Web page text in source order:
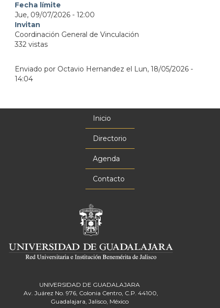
Fecha límite
Jue, 09/07/2026 - 12:00
Invitan
Coordinación General de Vinculación
332 vistas
Enviado por Octavio Hernandez el
Lun, 18/05/2026 -
14:04
Inicio
Directorio
Agenda
Contacto
UNIVERSIDAD DE GUADALAJARA
Av. Juárez No. 976, Colonia Centro, C.P. 44100,
Guadalajara, Jalisco, México